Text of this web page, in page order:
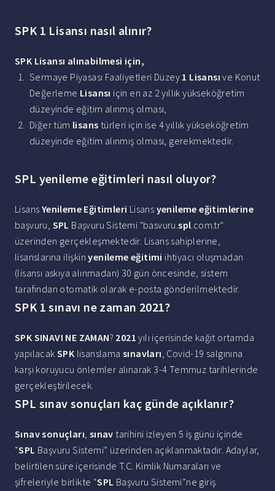
SPK 1 Lisansı nasıl alınır?
SPK Lisansı alınabilmesi için,
Sermaye Piyasası Faaliyetleri Düzey 1 Lisansı ve Konut
Değerleme Lisansı için en az 2 yıllık yükseköğretim
düzeyinde eğitim alınmış olması,
Diğer tüm lisans türleri için ise 4 yıllık yükseköğretim
düzeyinde eğitim alınmış olması, gerekmektedir.
SPL yenileme eğitimleri nasıl oluyor?
Lisans Yenileme Eğitimleri Lisans yenileme eğitimlerine
başvuru, SPL Başvuru Sistemi "basvuru.spl.com.tr"
üzerinden gerçekleşmektedir. Lisans sahiplerine,
lisanslarına ilişkinyenileme eğitimi ihtiyacı oluşmadan
(lisansı askıya alınmadan) 30 gün öncesinde, sistem
tarafından otomatik olarak e-posta gönderilmektedir.
SPK 1 sınavı ne zaman 2021?
SPK SINAVI NE ZAMAN? 2021 yılı içerisinde kağıt ortamda
yapılacakSPK lisanslamasınavları, Covid-19 salgınına
karşı koruyucu önlemler alınarak 3-4 Temmuz tarihlerinde
gerçekleştirilecek.
SPL sınav sonuçları kaç günde açıklanır?
Sınav sonuçları, sınav tarihini izleyen 5 iş günü içinde
“SPL Başvuru Sistemi” üzerinden açıklanmaktadır. Adaylar,
belirtilen süre içerisinde T.C. Kimlik Numaraları ve
şifreleriyle birlikte “SPL Başvuru Sistemi”ne giriş